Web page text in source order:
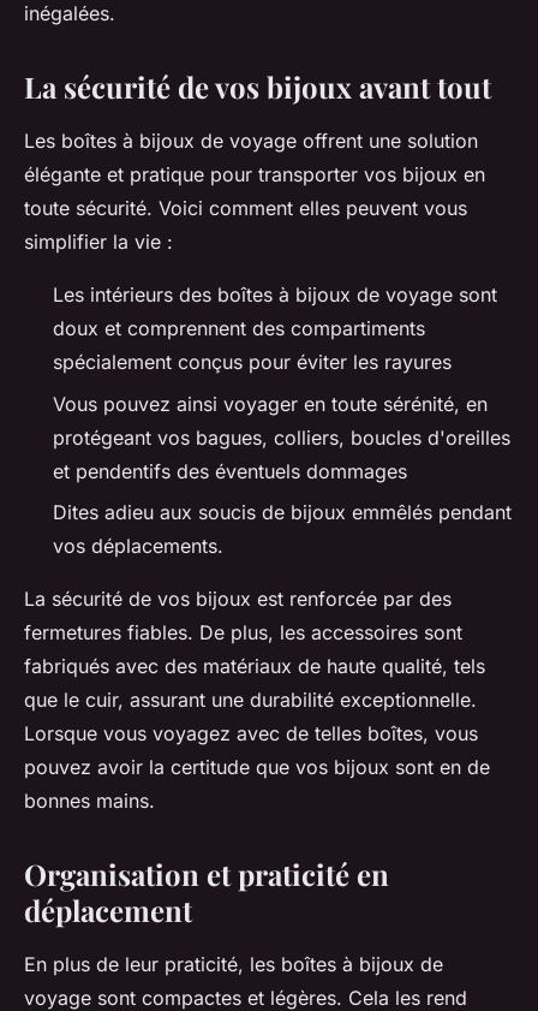
inégalées.
La sécurité de vos bijoux avant tout
Les boîtes à bijoux de voyage offrent une solution
élégante et pratique pour transporter vos bijoux en
toute sécurité. Voici comment elles peuvent vous
simplifier la vie :
Les intérieurs des boîtes à bijoux de voyage sont
doux et comprennent des compartiments
spécialement conçus pour éviter les rayures
Vous pouvez ainsi voyager en toute sérénité, en
protégeant vos bagues, colliers, boucles d'oreilles
et pendentifs des éventuels dommages
Dites adieu aux soucis de bijoux emmêlés pendant
vos déplacements.
La sécurité de vos bijoux est renforcée par des
fermetures fiables. De plus, les accessoires sont
fabriqués avec des matériaux de haute qualité, tels
que le cuir, assurant une durabilité exceptionnelle.
Lorsque vous voyagez avec de telles boîtes, vous
pouvez avoir la certitude que vos bijoux sont en de
bonnes mains.
Organisation et praticité en
déplacement
En plus de leur praticité, les boîtes à bijoux de
voyage sont compactes et légères. Cela les rend